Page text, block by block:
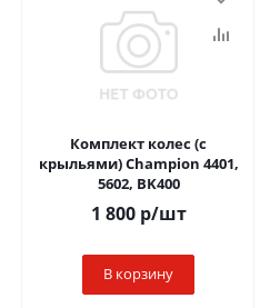
Комплект колес (с
крыльями) Champion 4401,
5602, BK400
1 800р/шт
В корзину